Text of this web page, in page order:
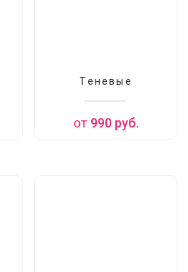
Теневые
от 990руб.